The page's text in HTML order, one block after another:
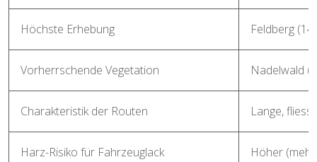
Höchste Erhebung Feldberg
Vorherrschende Vegetation Nadelwald
Charakteristik der Routen Lange,
Harz-Risiko für Fahrzeuglack Höher